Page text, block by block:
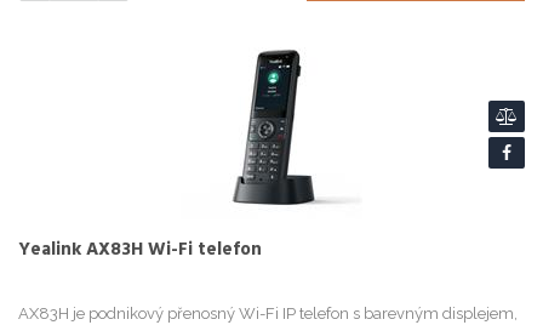
Yealink AX83H Wi-Fi telefon
AX83H je podnikový přenosný Wi-Fi IP telefon s barevným displejem,